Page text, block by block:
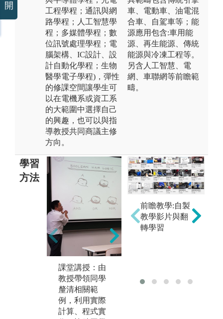
工程學程；通訊與網
路學程；人工智慧學
程；多媒體學程；數
位訊號處理學程；電
腦架構、IC設計、設
計自動化學程；生物
醫學電子學程)，彈性
的修課空間讓學生可
以在電機系或資工系
的大範圍中選擇自己
的興趣，也可以與指
導教授共同商議主修
方向。
車、電動車、油電混
合車、自駕車等；能
源應用包含:車用能
源、再生能源、傳統
能源與冷凍工程等。
另含人工智慧、電
網、車聯網等前瞻範
疇。
學習
方法
課堂講授：由
教授帶領同學
釐清相關範
例，利用實際
計算、程式實
團隊學習：課
程設計上將刻
合作。
前瞻教學:自製
教學影片與翻
轉學習
開